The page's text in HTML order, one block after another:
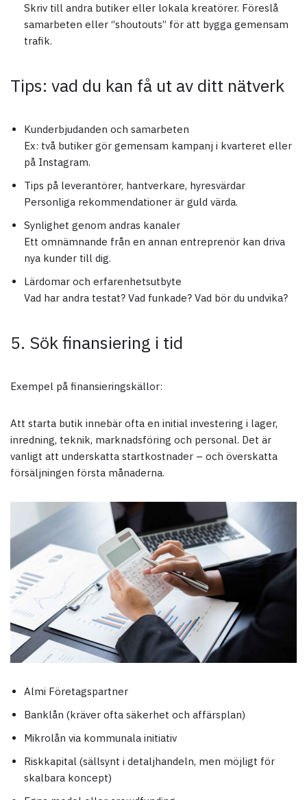
Skriv till andra butiker eller lokala kreatörer. Föreslå
samarbeten eller “shoutouts” för att bygga gemensam
trafik.
Tips: vad du kan få ut av ditt nätverk
Kunderbjudanden och samarbeten
Ex: två butiker gör gemensam kampanj i kvarteret eller
på Instagram.
Tips på leverantörer, hantverkare, hyresvärdar
Personliga rekommendationer är guld värda.
Synlighet genom andras kanaler
Ett omnämnande från en annan entreprenör kan driva
nya kunder till dig.
Lärdomar och erfarenhetsutbyte
Vad har andra testat? Vad funkade? Vad bör du undvika?
5. Sök finansiering i tid
Exempel på finansieringskällor:
Att starta butik innebär ofta en initial investering i lager,
inredning, teknik, marknadsföring och personal. Det är
vanligt att underskatta startkostnader – och överskatta
försäljningen första månaderna.
Almi Företagspartner
Banklån (kräver ofta säkerhet och affärsplan)
Mikrolån via kommunala initiativ
Riskkapital (sällsynt i detaljhandeln, men möjligt för
skalbara koncept)